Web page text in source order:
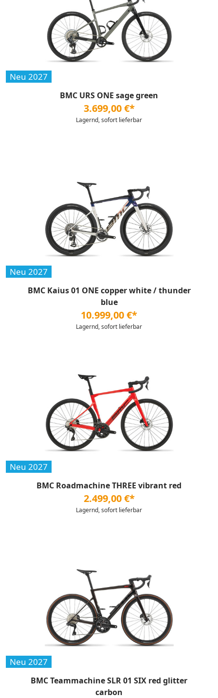
Neu 2027
BMC URS ONE sage green
3.699,00 €*
Lagernd, sofort lieferbar
Neu 2027
BMC Kaius 01 ONE copper white / thunder
blue
10.999,00 €*
Lagernd, sofort lieferbar
Neu 2027
BMC Roadmachine THREE vibrant red
2.499,00 €*
Lagernd, sofort lieferbar
Neu 2027
BMC Teammachine SLR 01 SIX red glitter
carbon